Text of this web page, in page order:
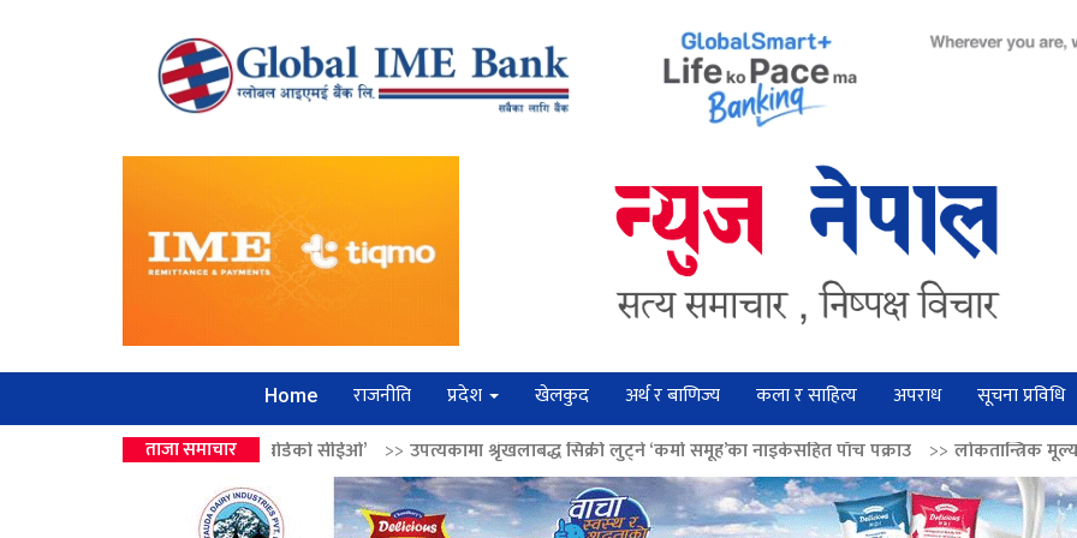
Home राजनीति प्रदेश खेलकुद अर्थ र बाणिज्य कला र साहित्य अपराध सूचना प्रविधि
ताजा समाचार
‘लगानी बोर्डको सीईओ’ >> उपत्यकामा श्रृंखलाबद्ध सिक्री लुट्ने ‘कर्मा समूह’का नाइकेसहित पाँच पक्राउ >>लोकतान्त्रिक मूल्य सुदृढ बनाउन अग्रज